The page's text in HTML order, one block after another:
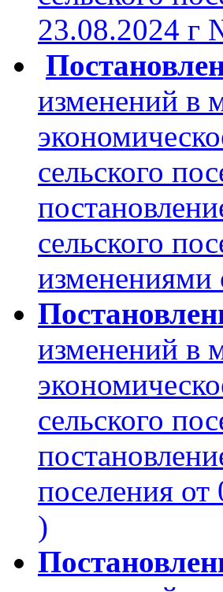
23.08.2024 г
изменений в
сельского
сельского
изменений в
сельского
поселения
)